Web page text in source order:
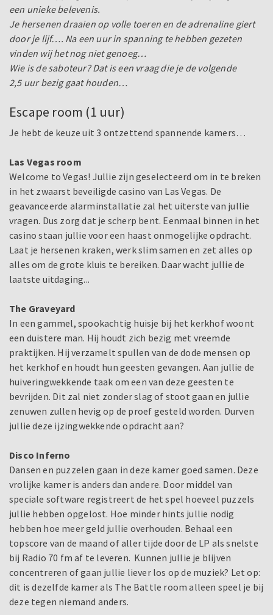
een unieke belevenis.
Je hersenen draaien op volle toeren en de adrenaline giert
door je lijf…. Na een uur in spanning te hebben gezeten
vinden wij het nog niet genoeg…
Wie is de saboteur? Dat is een vraag die je de volgende
2,5 uur bezig gaat houden…
Escape room (1 uur)
Je hebt de keuze uit 3 ontzettend spannende kamers…
Las Vegas room
Welcome to Vegas! Jullie zijn geselecteerd om in te breken
in het zwaarst beveiligde casino van Las Vegas. De
geavanceerde alarminstallatie zal het uiterste van jullie
vragen. Dus zorg dat je scherp bent. Eenmaal binnen in het
casino staan jullie voor een haast onmogelijke opdracht.
Laat je hersenen kraken, werk slim samen en zet alles op
alles om de grote kluis te bereiken. Daar wacht jullie de
laatste uitdaging...
The Graveyard
In een gammel, spookachtig huisje bij het kerkhof woont
een duistere man. Hij houdt zich bezig met vreemde
praktijken. Hij verzamelt spullen van de dode mensen op
het kerkhof en houdt hun geesten gevangen. Aan jullie de
huiveringwekkende taak om een van deze geesten te
bevrijden. Dit zal niet zonder slag of stoot gaan en jullie
zenuwen zullen hevig op de proef gesteld worden. Durven
jullie deze ijzingwekkende opdracht aan?
Disco Inferno
Dansen en puzzelen gaan in deze kamer goed samen. Deze
vrolijke kamer is anders dan andere. Door middel van
speciale software registreert de het spel hoeveel puzzels
jullie hebben opgelost. Hoe minder hints jullie nodig
hebben hoe meer geld jullie overhouden. Behaal een
topscore van de maand of aller tijde door de LP als snelste
bij Radio 70 fm af te leveren. Kunnen jullie je blijven
concentreren of gaan jullie liever los op de muziek? Let op:
dit is dezelfde kamer als The Battle room alleen speel je bij
deze tegen niemand anders.